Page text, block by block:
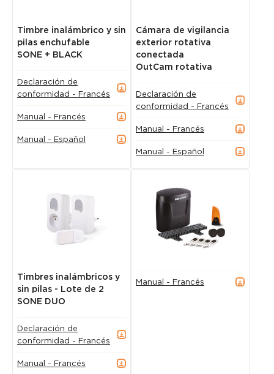
Timbre inalámbrico y sin
pilas enchufable
SONE + BLACK
Declaración de
conformidad - Francés
Manual - Francés
Manual - Español
Cámara de vigilancia
exterior rotativa
conectada
OutCam rotativa
Declaración de
conformidad - Francés
Manual - Francés
Manual - Español
Timbres inalámbricos y
sin pilas - Lote de 2
SONE DUO
Declaración de
conformidad - Francés
Manual - Francés
Manual - Francés